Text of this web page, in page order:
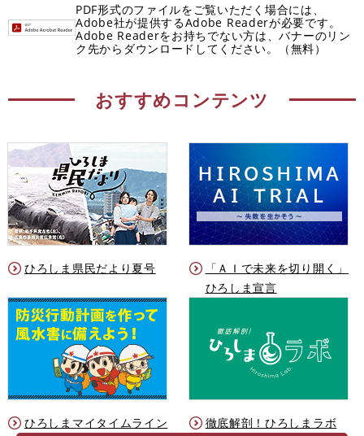
PDF形式のファイルをご覧いただく場合には、
Adobe社が提供するAdobe Readerが必要です。
Adobe Readerをお持ちでない方は、バナーのリン
ク先からダウンロードしてください。（無料）
おすすめコンテンツ
ひろしま県民だより夏号
「ＡＩで未来を切り開く」
ひろしま宣言
ひろしまマイタイムライン 徹底解剖！ひろしまラボ